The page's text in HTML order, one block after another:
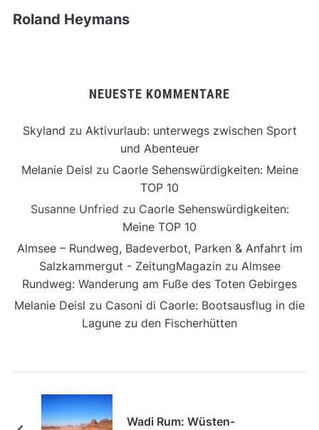
Roland Heymans
NEUESTE KOMMENTARE
Skyland zu Aktivurlaub: unterwegs zwischen Sport
und Abenteuer
Melanie Deisl zu Caorle Sehenswürdigkeiten: Meine
TOP 10
Susanne Unfried zu Caorle Sehenswürdigkeiten:
Meine TOP 10
Almsee – Rundweg, Badeverbot, Parken & Anfahrt im
Salzkammergut - ZeitungMagazinzu Almsee
Rundweg: Wanderung am Fuße des Toten Gebirges
Melanie Deisl zu Casoni di Caorle: Bootsausflug in die
Lagune zu den Fischerhütten
Wadi Rum: Wüsten-